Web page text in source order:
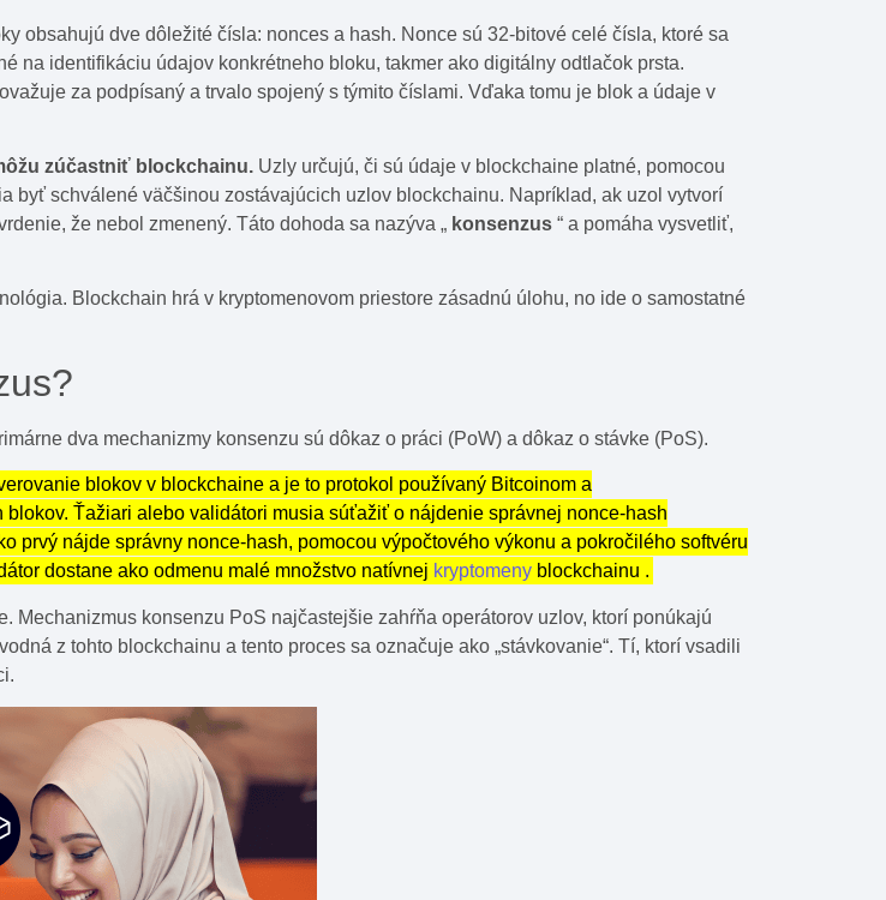
obsahujú dve dôležité čísla: nonces a hash. Nonce sú 32-bitové celé čísla, ktoré sa
na identifikáciu údajov konkrétneho bloku, takmer ako digitálny odtlačok prsta.
za podpísaný a trvalo spojený s týmito číslami. Vďaka tomu je blok a údaje v
zúčastniť blockchainu. Uzly určujú, či sú údaje v blockchaine platné, pomocou
byť schválené väčšinou zostávajúcich uzlov blockchainu. Napríklad, ak uzol vytvorí
že nebol zmenený. Táto dohoda sa nazýva „ konsenzus “ a pomáha vysvetliť,
Blockchain hrá v kryptomenovom priestore zásadnú úlohu, no ide o samostatné
dva mechanizmy konsenzu sú dôkaz o práci (PoW) a dôkaz o stávke (PoS).
blokov v blockchaine a je to protokol používaný Bitcoinom a
Ťažiari alebo validátori musia súťažiť o nájdenie správnej nonce-hash
prvý nájde správny nonce-hash, pomocou výpočtového výkonu a pokročilého softvéru
dostane ako odmenu malé množstvo natívnej kryptomeny blockchainu .
Mechanizmus konsenzu PoS najčastejšie zahŕňa operátorov uzlov, ktorí ponúkajú
z tohto blockchainu a tento proces sa označuje ako „stávkovanie“. Tí, ktorí vsadili